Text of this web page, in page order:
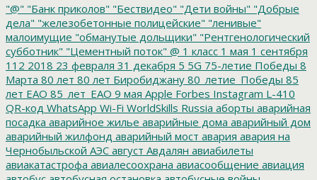
"@" "Банк приколов" "Бествидео" "Дети войны" "Добрые
дела" "железобетонные полицейские" "ленивые"
малоимущие "обманутые дольщики" "Рентгенологический
субботник" "Цементный поток" @ 1 класс 1 мая 1 сентября
112 2018 23 февраля 31 декабря 5 5G 75-летие Победы 8
Марта 80 лет 80 лет Биробиджану 80_летие_Победы 85
лет ЕАО 85_лет_ЕАО 9 мая Apple Forbes Instagram L-410
QR-код WhatsApp Wi-Fi WorldSkills Russia аборты аварийная
посадка аварийное жилье аварийные дома аварийный дом
аварийный жилфонд аварийный мост авария авария на
Чернобыльской АЭС август Авдалян авиабилеты
авиакатастрофа авиалесоохрана авиасообщение авиация